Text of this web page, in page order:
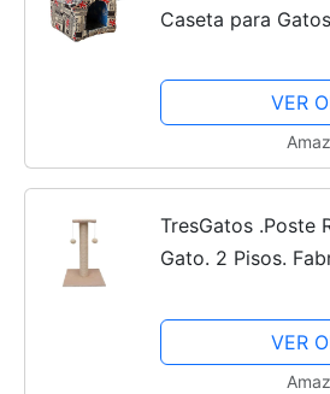
Caseta para
Tienda Plegable
Mantenga A Sus
VER
TresGatos .Poste
Gato. 2 Pisos.
VER